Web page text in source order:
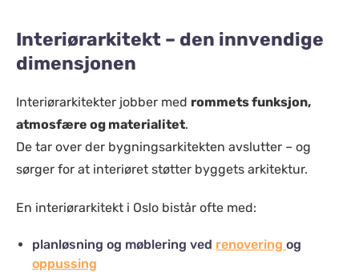
Interiørarkitekt – den innvendige
dimensjonen
Interiørarkitekter jobber med rommets funksjon,
atmosfære og materialitet.
De tar over der bygningsarkitekten avslutter – og
sørger for at interiøret støtter byggets arkitektur.
En interiørarkitekt i Oslo bistår ofte med:
planløsning og møblering ved renovering og
oppussing